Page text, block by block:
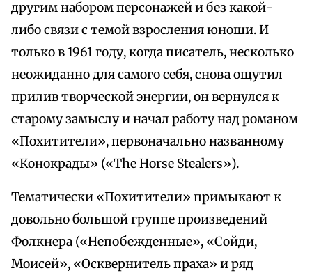
другим набором персонажей и без какой-
либо связи с темой взросления юноши. И
только в 1961 году, когда писатель, несколько
неожиданно для самого себя, снова ощутил
прилив творческой энергии, он вернулся к
старому замыслу и начал работу над романом
«Похитители», первоначально названному
«Конокрады» («The Horse Stealers»).
Тематически «Похитители» примыкают к
довольно большой группе произведений
Фолкнера («Непобежденные», «Сойди,
Моисей», «Осквернитель праха» и ряд